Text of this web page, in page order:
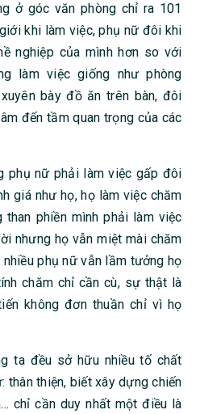
ở góc văn phòng chỉ ra 101
khi làm việc, phụ nữ đôi khi
nghiệp của mình hơn so với
làm việc giống như phòng
bày đồ ăn trên bàn, đôi
đến tầm quan trọng của các
phụ nữ phải làm việc gấp đôi
giá như họ, họ làm việc chăm
phiền mình phải làm việc
nhưng họ vẫn miệt mài chăm
phụ nữ vẫn lầm tưởng họ
chăm chỉ cần cù, sự thật là
không đơn thuần chỉ vì họ
ta đều sở hữu nhiều tố chất
thân thiện, biết xây dựng chiến
chỉ cần duy nhất một điều là